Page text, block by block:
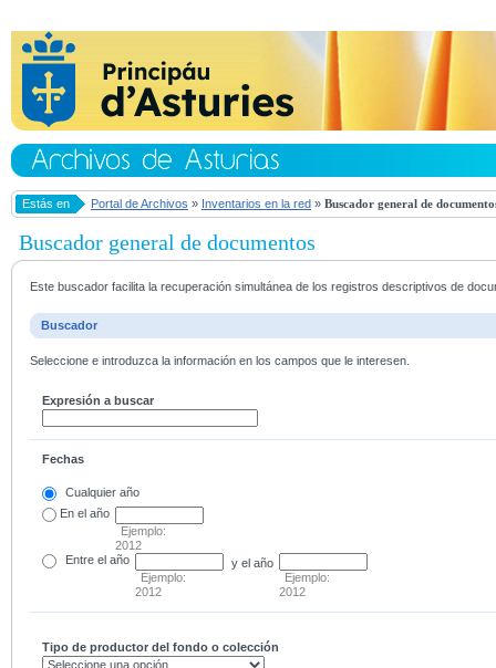
Estás en Portal de Archivos » Inventarios en la red » Buscador general de
Buscador general de documentos
Este buscador facilita la recuperación simultánea de los registros descriptivos de
Buscador
Seleccione e introduzca la información en los campos que le interesen.
Expresión a buscar
Fechas
Cualquier año
En el año
Ejemplo:
2012
Entre el año
Ejemplo:
2012
y el año
Ejemplo:
2012
Tipo de productor del fondo o colección